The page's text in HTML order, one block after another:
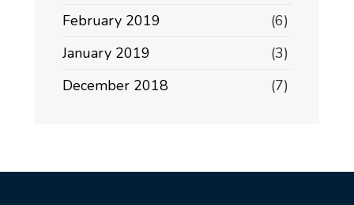
February 2019
(6)
January 2019
(3)
December 2018
(7)